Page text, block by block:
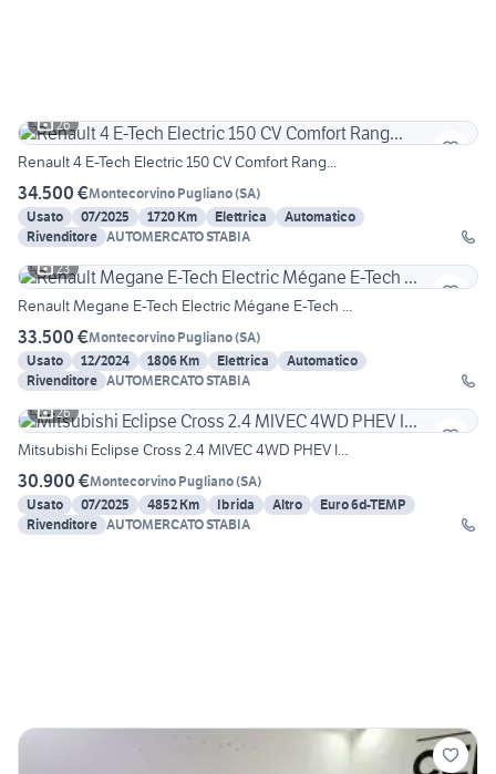
26
Renault 4 E-Tech Electric 150 CV Comfort Rang...
34.500 €Montecorvino Pugliano(SA)
Usato
07/2025 1720 Km Elettrica
Automatico
Rivenditore AUTOMERCATO STABIA
23
Renault Megane E-Tech Electric Mégane E-Tech ...
33.500 €Montecorvino Pugliano(SA)
Usato
12/2024 1806 Km Elettrica
Automatico
Rivenditore AUTOMERCATO STABIA
26
Mitsubishi Eclipse Cross 2.4 MIVEC 4WD PHEV I...
30.900 €Montecorvino Pugliano(SA)
Usato
07/2025 4852 Km Ibrida Altro
Euro 6d-TEMP
Rivenditore AUTOMERCATO STABIA